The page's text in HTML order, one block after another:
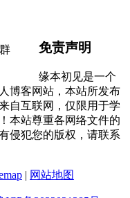
免责声明
缘本初见是一个
博客网站，本站所发布
自互联网，仅限用于学
本站尊重各网络文件的
侵犯您的版权，请联系
| 网站地图